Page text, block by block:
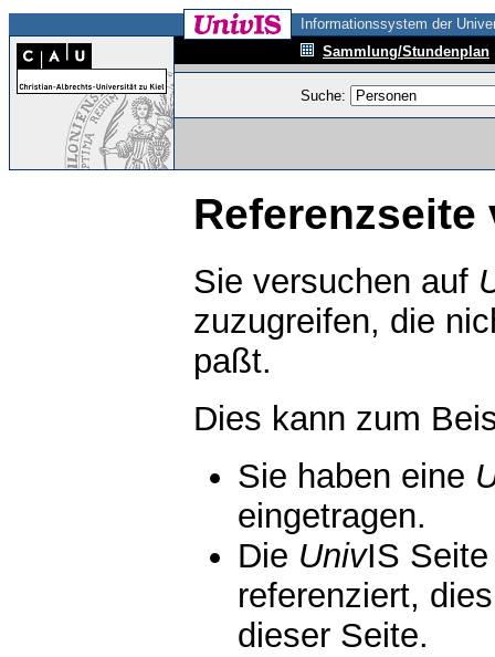
Informationssystem der
Sammlung/Stundenplan
Suche:
Referenzseite
Sie versuchen auf
zuzugreifen, die
paßt.
Dies kann zum
Sie haben eine
eingetragen.
Die UnivIS
referenziert,
dieser Seite.